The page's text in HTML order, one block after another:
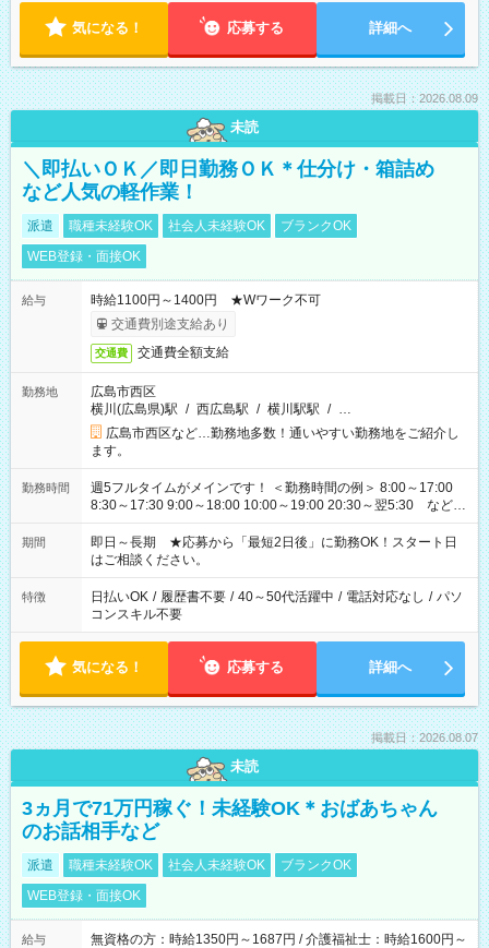
気になる！ 応募する 詳細へ
掲載日：2026.08.09
未読
＼即払いＯＫ／即日勤務ＯＫ＊仕分け・箱詰め
など人気の軽作業！
派遣 職種未経験OK 社会人未経験OK
ブランクOK
WEB登録・面接OK
給与
時給1100円～1400円 ★Wワーク不可
交通費別途支給あり
交通費 交通費全額支給
勤務地
広島市西区
横川(広島県)駅 / 西広島駅 / 横川駅駅 / …
広島市西区など…勤務地多数！通いやすい勤務地をご紹介し
ます。
勤務時間
週5フルタイムがメインです！ ＜勤務時間の例＞ 8:00～17:00
8:30～17:30 9:00～18:00 10:00～19:00 20:30～翌5:30 など ★
その他にも勤務時間多数！ 日勤のみ、残業なし、交替制など
ご希望を教えてください！
期間
即日～長期 ★応募から「最短2日後」に勤務OK！スタート日
はご相談ください。
特徴 日払いOK / 履歴書不要 / 40～50代活躍中 / 電話対応なし / パソ
コンスキル不要
気になる！ 応募する 詳細へ
掲載日：2026.08.07
未読
3ヵ月で71万円稼ぐ！未経験OK＊おばあちゃん
のお話相手など
派遣 職種未経験OK 社会人未経験OK
ブランクOK
WEB登録・面接OK
給与
無資格の方：時給1350円～1687円 / 介護福祉士：時給1600円～